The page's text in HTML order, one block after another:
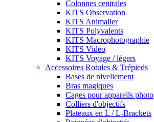
Colonnes centrales
KITS Observation
KITS Animalier
KITS Polyvalents
KITS Macrophotographie
KITS Vidéo
KITS Voyage / légers
Accessoires Rotules & Trépieds
Bases de nivellement
Bras magiques
Cages pour appareils photo
Colliers d'objectifs
Plateaux en L / L-Brackets